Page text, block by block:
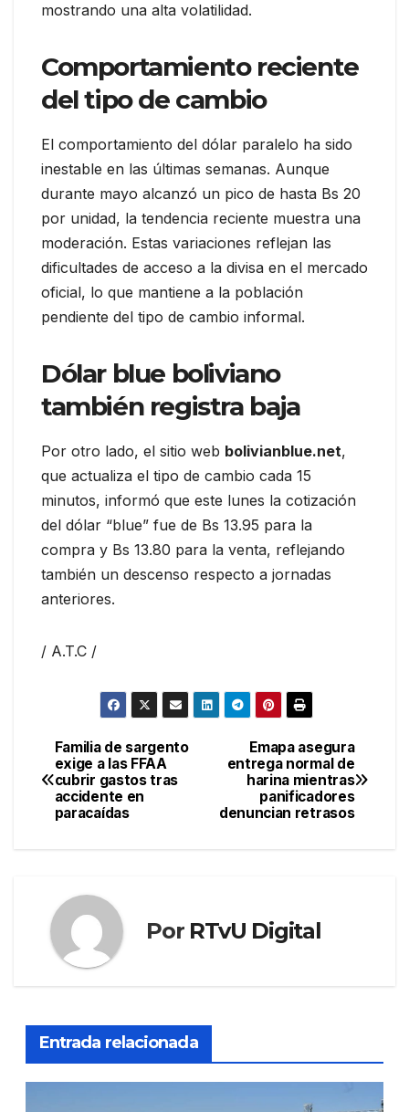
mostrando una alta volatilidad.
Comportamiento reciente
del tipo de cambio
El comportamiento del dólar paralelo ha sido
inestable en las últimas semanas. Aunque
durante mayo alcanzó un pico de hasta Bs 20
por unidad, la tendencia reciente muestra una
moderación. Estas variaciones reflejan las
dificultades de acceso a la divisa en el mercado
oficial, lo que mantiene a la población
pendiente del tipo de cambio informal.
Dólar blue boliviano
también registra baja
Por otro lado, el sitio web bolivianblue.net,
que actualiza el tipo de cambio cada 15
minutos, informó que este lunes la cotización
del dólar “blue” fue de Bs 13.95 para la
compra y Bs 13.80 para la venta, reflejando
también un descenso respecto a jornadas
anteriores.
/ A.T.C /
Navegación
de
entradas
Emapa asegura
entrega normal de
harina mientras
panificadores
denuncian retrasos
Familia de sargento
exige a las FFAA
cubrir gastos tras
accidente en
paracaídas
Por RTvU Digital
Entrada relacionada